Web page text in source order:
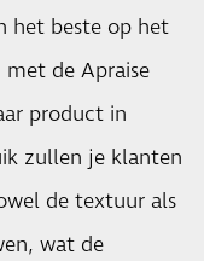
het beste op het
de Apraise
product in
zullen je klanten
de textuur als
wat de